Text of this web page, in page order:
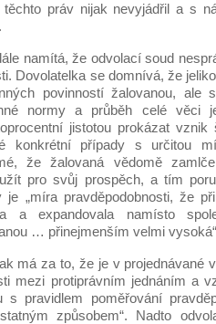
těchto práv nijak nevyjádřil a s
namítá, že odvolací soud
Dovolatelka se domnívá, že
povinností žalovanou, ale
normy a průběh celé věci
jistotou prokázat
konkrétní případy s určitou
že žalovaná vědomě
pro svůj prospěch, a tím
je „míra pravděpodobnosti, že
a expandovala namísto
… přinejmenším velmi
má za to, že je v projednávané
mezi protiprávním jednáním a
s pravidlem poměřování
způsobem“. Nadto